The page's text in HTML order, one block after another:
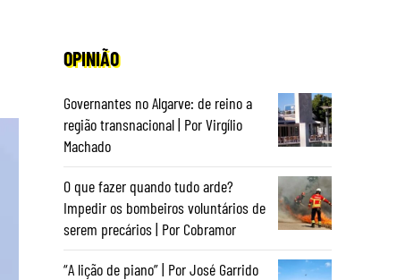
OPINIÃO
Governantes no Algarve: de reino a
região transnacional | Por Virgílio
Machado
O que fazer quando tudo arde?
Impedir os bombeiros voluntários de
serem precários | Por Cobramor
“A lição de piano” | Por José Garrido